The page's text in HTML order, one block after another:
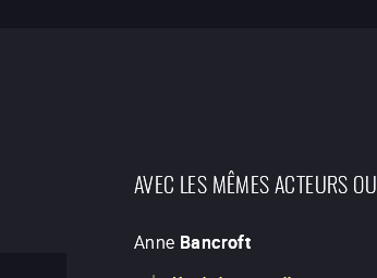
AVEC LES MÊMES ACTEURS OU
Anne Bancroft